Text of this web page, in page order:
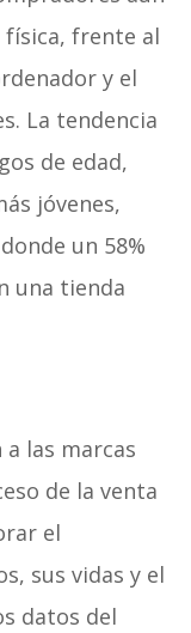
frente al
y el
La tendencia
de edad,
jóvenes,
un 58%
una tienda
las marcas
de la venta
el
sus vidas y el
datos del